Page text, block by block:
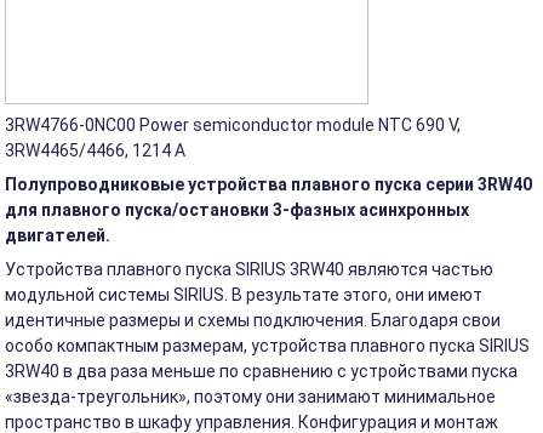
3RW4766-0NC00 Power semiconductor module NTC 690 V,
3RW4465/4466, 1214 A
Полупроводниковые устройства плавного пуска серии 3RW40
для плавного пуска/остановки 3-фазных асинхронных
двигателей.
Устройства плавного пуска SIRIUS 3RW40 являются частью
модульной системы SIRIUS. В результате этого, они имеют
идентичные размеры и схемы подключения. Благодаря свои
особо компактным размерам, устройства плавного пуска SIRIUS
3RW40 в два раза меньше по сравнению с устройствами пуска
«звезда-треугольник», поэтому они занимают минимальное
пространство в шкафу управления. Конфигурация и монтаж